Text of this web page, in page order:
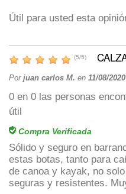
Útil para usted esta
(5/5)
Por juan carlos M. en 11/08/2020
0 en 0 las personas
útil
Compra Verificada
Sólido y seguro en
estas botas, tanto para
de canoa y kayak, no
seguras y resistentes.